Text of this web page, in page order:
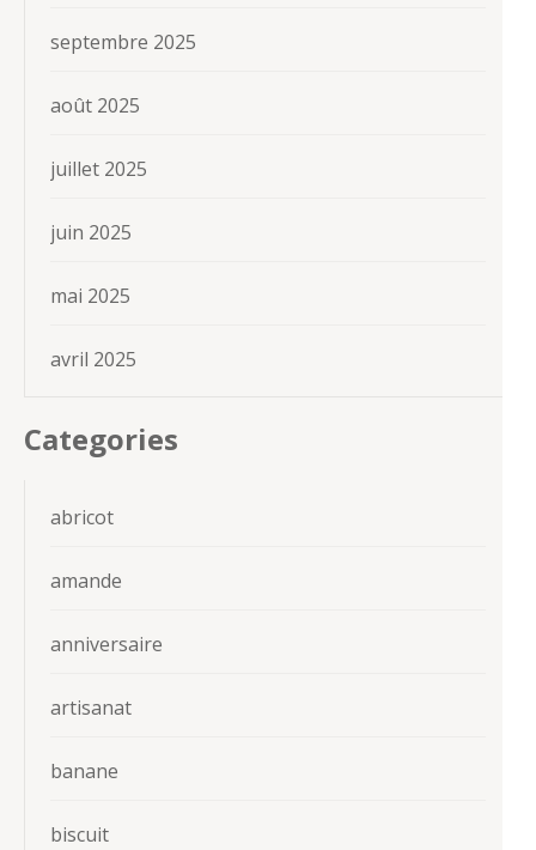
septembre 2025
août 2025
juillet 2025
juin 2025
mai 2025
avril 2025
Categories
abricot
amande
anniversaire
artisanat
banane
biscuit